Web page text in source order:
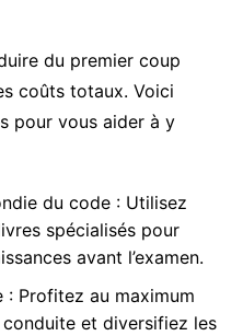
du premier coup
coûts totaux. Voici
pour vous aider à y
du code : Utilisez
spécialisés pour
avant l’examen.
Profitez au maximum
et diversifiez les